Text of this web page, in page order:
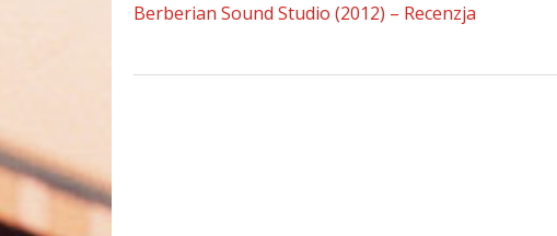
Berberian Sound Studio (2012) – Recenzja